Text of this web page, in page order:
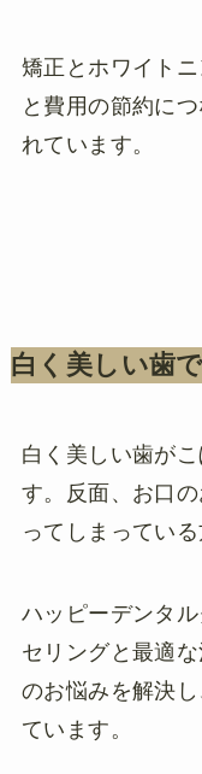
矯正とホワイト
と費用の節約に
れています。
白く美しい歯
白く美しい歯が
す。反面、お口
ってしまっている
ハッピーデンタ
セリングと最適
のお悩みを解決
ています。